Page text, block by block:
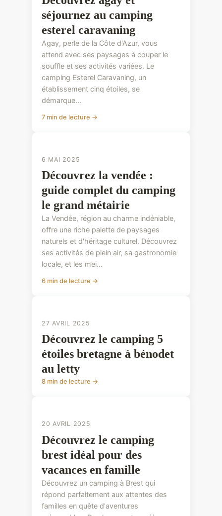
séjournez au camping
esterel caravaning
Agay, perle de la Côte d'Azur, vous
attend avec ses paysages à couper le
souffle et ses activités variées. Le
camping Esterel Caravaning, un
établissement cinq étoiles, se
démarque...
7 min de lecture →
6 MAI 2025
Découvrez la vendée :
guide complet du camping
le grand métairie
La Vendée, région au charme indéniable,
offre une riche palette de paysages
naturels et d'héritage culturel. Découvrez
ses activités de plein air, sa gastronomie
locale, et les mei...
6 min de lecture →
27 AVRIL 2025
Découvrez le camping 5
étoiles bretagne à bénodet
au letty
8 min de lecture →
20 AVRIL 2025
Découvrez le camping
brest idéal pour des
vacances en famille
Découvrez un camping à Brest qui
répond parfaitement aux attentes des
familles en quête d'aventures